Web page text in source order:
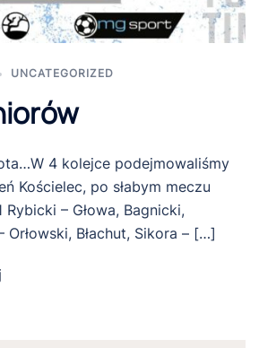
UNCATEGORIZED
4 kolejce podejmowaliśmy
Kościelec, po słabym meczu
– Głowa, Bagnicki,
Orłowski, Błachut, Sikora – […]